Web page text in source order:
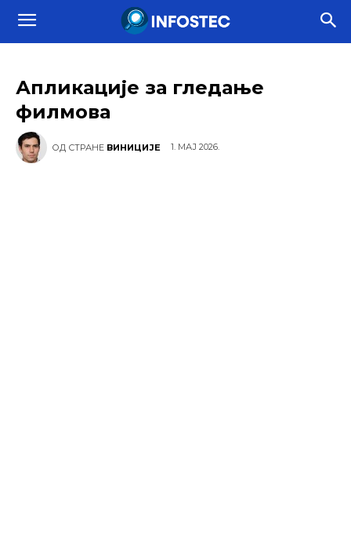
Апликације за гледање
филмова
ОД СТРАНЕ ВИНИЦИЈЕ 1. МАЈ 2026.